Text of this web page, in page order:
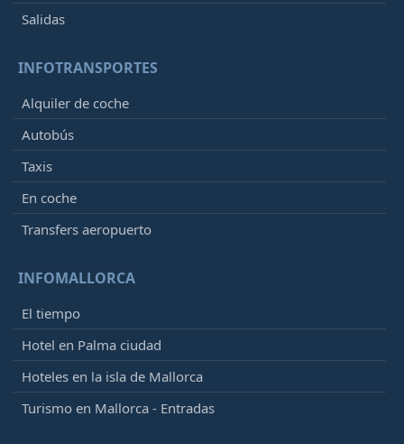
Salidas
INFOTRANSPORTES
Alquiler de coche
Autobús
Taxis
En coche
Transfers aeropuerto
INFOMALLORCA
El tiempo
Hotel en Palma ciudad
Hoteles en la isla de Mallorca
Turismo en Mallorca - Entradas